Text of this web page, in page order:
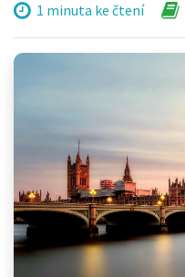
1 minuta ke čtení